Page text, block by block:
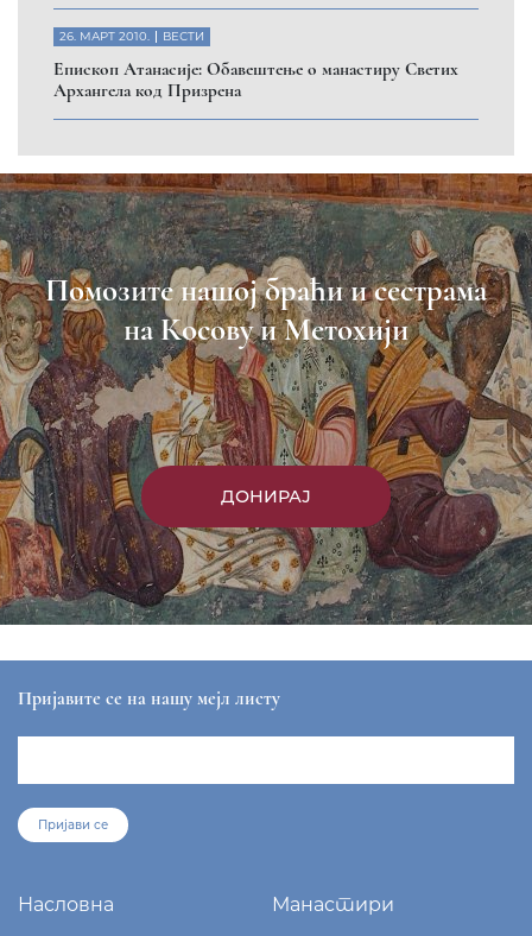
26. МАРТ 2010. ВЕСТИ
Eпископ Атанасије: Обавештење о манастиру Светих
Архангела код Призрена
Помозите нашој браћи и сестрама
на Косову и Метохији
ДОНИРАЈ
Пријавите се на нашу мејл листу
Пријави се
Насловна
Манастири